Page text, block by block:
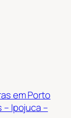
em Porto
– Ipojuca –